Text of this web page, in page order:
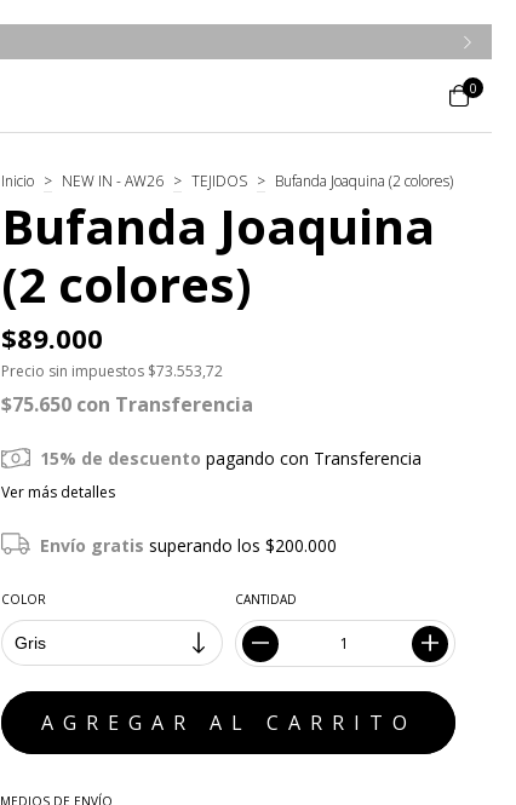
0
Inicio > NEW IN - AW26 > TEJIDOS > Bufanda Joaquina (2 colores)
Bufanda Joaquina
(2 colores)
$89.000
Precio sin impuestos $73.553,72
$75.650 con Transferencia
15% de descuento pagando con Transferencia
Ver más detalles
Envío gratis superando los $200.000
COLOR CANTIDAD
MEDIOS DE ENVÍO